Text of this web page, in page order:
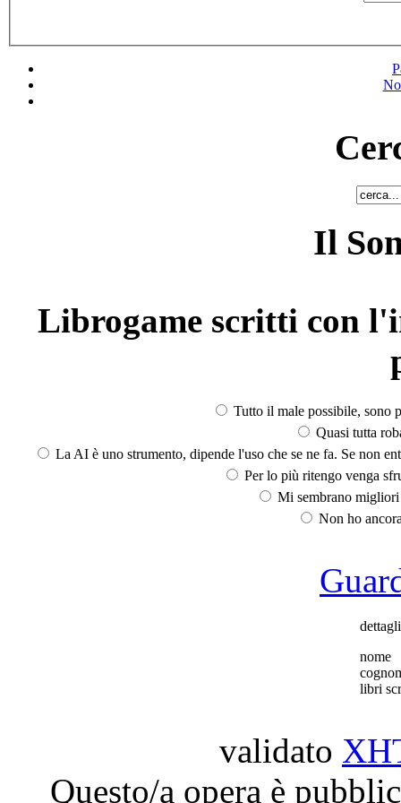
Il
Librogame scritti con
Tutto il male possibile, sono
Quasi tutta
La AI è uno strumento, dipende l'uso che se ne fa. Se non
Per lo più ritengo venga
Mi sembrano
Non ho
nome
libri
validato
Questo/a opera è